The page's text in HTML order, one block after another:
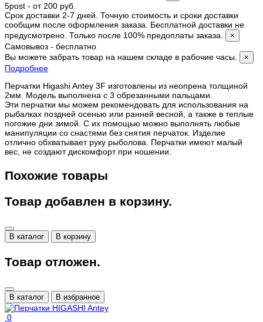
5post - от 200 руб.
Срок доставки 2-7 дней. Точную стоимость и сроки доставки
сообщим после оформления заказа. Бесплатной доставки не
предусмотрено. Только после 100% предоплаты заказа.
×
Самовывоз - бесплатно
Вы можете забрать товар на нашем складе в рабочие часы.
×
Подробнее
Перчатки Higashi Antey 3F изготовлены из неопрена толщиной
2мм. Модель выполнена с 3 обрезанными пальцами.
Эти перчатки мы можем рекомендовать для использования на
рыбалках поздней осенью или ранней весной, а также в теплые
погожие дни зимой. С их помощью можно выполнять любые
манипуляции со снастями без снятия перчаток. Изделие
отлично обхватывает руку рыболова. Перчатки имеют малый
вес, не создают дискомфорт при ношении.
Похожие товары
Товар добавлен в корзину.
В каталог В корзину
Товар отложен.
В каталог В избранное
0